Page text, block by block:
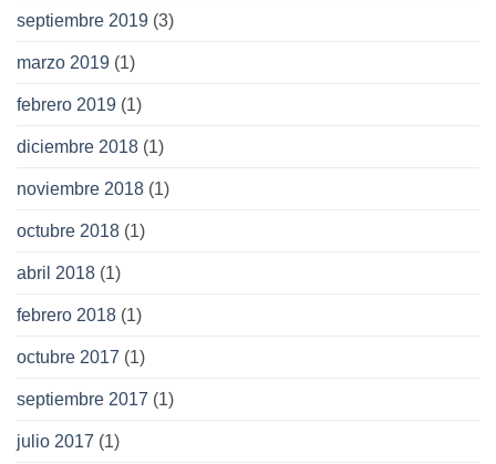
septiembre 2019 (3)
marzo 2019 (1)
febrero 2019 (1)
diciembre 2018 (1)
noviembre 2018 (1)
octubre 2018 (1)
abril 2018 (1)
febrero 2018 (1)
octubre 2017 (1)
septiembre 2017 (1)
julio 2017 (1)